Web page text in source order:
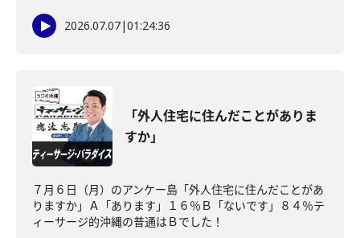
2026.07.07|01:24:36
「外人住宅に住んだことがありま
すか」
７月６日（月）のアンケー島「外人住宅に住んだことがあ
りますか」Ａ「あります」１６％Ｂ「ないです」８４％テ
ィーサージ的沖縄の普通はＢでした！